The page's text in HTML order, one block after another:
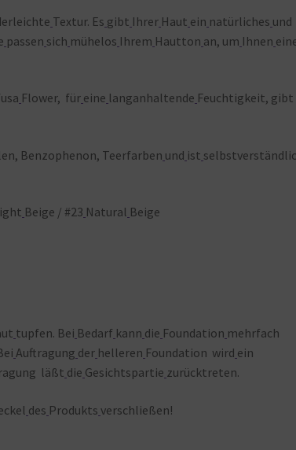
Textur. Es gibt Ihrer Haut ein natürliches und
passen sich mühelos Ihrem Hautton an, um Ihnen
Flower, für eine langanhaltende Feuchtigkeit, gibt
Benzophenon, Teerfarben und ist
Beige / #23 Natural Beige
tupfen. Bei Bedarf kann die Foundation mehrfach
Auftragung der helleren Foundation wird ein
läßt die Gesichtspartie zurücktreten.
des Produkts verschließen!